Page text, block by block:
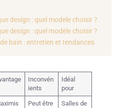
design : quel modele choisir ?
design : quel modèle choisir ?
bain : entretien et tendances
Inconvén
ients
Idéal
pour
Peut être
Salles de